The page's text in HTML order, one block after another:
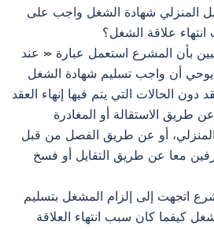
المنزلي شهادة الشغل واجب على
إلى المادة 10 يتبين بأن المشرع استعمل عبارة « عند
يوحي أن واجب تسليم شهادة الشغل
دون الحالات التي يتم فيها إنهاء العقد
طريق الاستقالة أو المغادرة
المنزلي، أو عن طريق الفصل من قبل
معا عن طريق التقايل أو فسخ
اتجهت إلى إلزام المشغل بتسليم
كيفما كان سبب انتهاء العلاقة